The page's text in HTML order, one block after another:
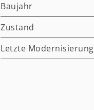
Baujahr
Zustand
Letzte Modernisierung